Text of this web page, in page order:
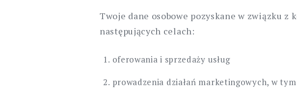
Twoje dane osobowe pozyskane w związku
następujących celach:
oferowania i sprzedaży usług
prowadzenia działań marketingowych, w